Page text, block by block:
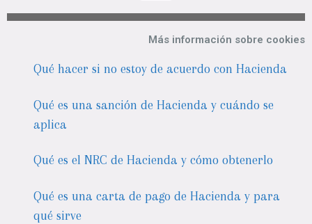
Más información sobre cookies
Qué hacer si no estoy de acuerdo con Hacienda
Qué es una sanción de Hacienda y cuándo se
aplica
Qué es el NRC de Hacienda y cómo obtenerlo
Qué es una carta de pago de Hacienda y para
qué sirve